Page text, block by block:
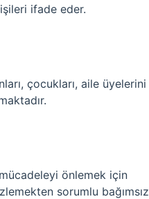
ifade eder.
çocukları, aile üyelerini
önlemek için
sorumlu bağımsız